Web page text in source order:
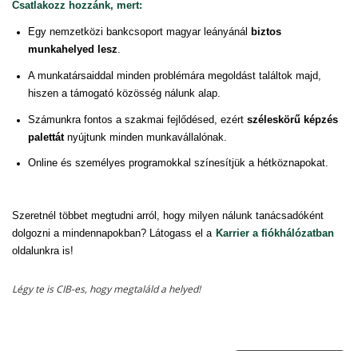
Csatlakozz hozzánk, mert:
Egy nemzetközi bankcsoport magyar leányánál biztos
munkahelyed lesz.
A munkatársaiddal minden problémára megoldást találtok majd,
hiszen a támogató közösség nálunk alap.
Számunkra fontos a szakmai fejlődésed, ezért széleskörű képzés
palettátnyújtunk minden munkavállalónak.
Online és személyes programokkal színesítjük a hétköznapokat.
Szeretnél többet megtudni arról, hogy milyen nálunk tanácsadóként
dolgozni a mindennapokban? Látogass el a Karrier a fiókhálózatban
oldalunkra is!
Légy te is CIB-es, hogy megtaláld a helyed!